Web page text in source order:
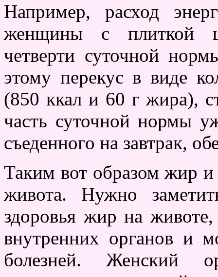
Например, расход
женщины с плиткой
четверти суточной
этому перекус в виде
(850 ккал и 60 г жира),
часть суточной нормы
съеденного на завтрак,
Таким вот образом жир и
живота. Нужно
здоровья жир на
внутренних органов и
болезней. Женский